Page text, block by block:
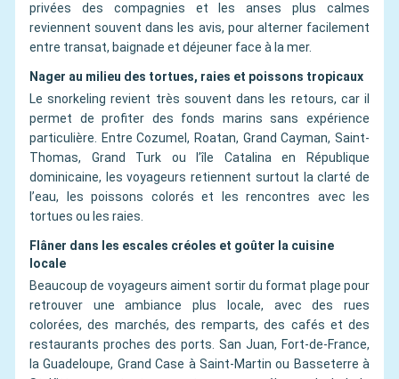
privées des compagnies et les anses plus calmes
reviennent souvent dans les avis, pour alterner facilement
entre transat, baignade et déjeuner face à la mer.
Nager au milieu des tortues, raies et poissons tropicaux
Le snorkeling revient très souvent dans les retours, car il
permet de profiter des fonds marins sans expérience
particulière. Entre Cozumel, Roatan, Grand Cayman, Saint-
Thomas, Grand Turk ou l’île Catalina en République
dominicaine, les voyageurs retiennent surtout la clarté de
l’eau, les poissons colorés et les rencontres avec les
tortues ou les raies.
Flâner dans les escales créoles et goûter la cuisine
locale
Beaucoup de voyageurs aiment sortir du format plage pour
retrouver une ambiance plus locale, avec des rues
colorées, des marchés, des remparts, des cafés et des
restaurants proches des ports. San Juan, Fort-de-France,
la Guadeloupe, Grand Case à Saint-Martin ou Basseterre à